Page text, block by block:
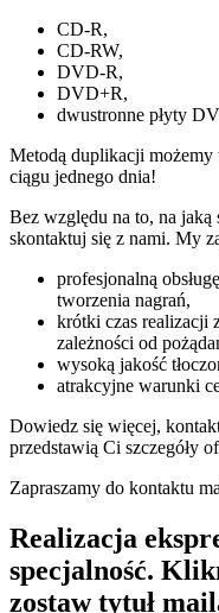
CD-R,
CD-RW,
DVD-R,
DVD+R,
dwustronne płyty
Metodą duplikacji
ciągu jednego dnia!
Bez względu na to, na jaką
skontaktuj się z nami. My
profesjonalną
tworzenia nagrań,
krótki czas realizacji
zależności od
wysoką jakość
atrakcyjne warunki
Dowiedz się więcej,
przedstawią Ci szczegóły
Zapraszamy do kontaktu
Realizacja
specjalność.
zostaw tytuł